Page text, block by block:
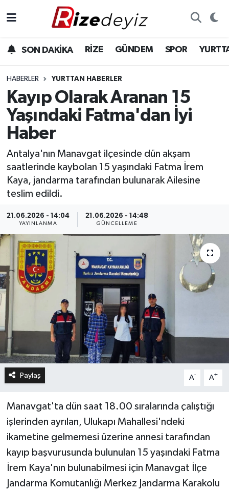
SON DAKİKA RİZE GÜNDEM SPOR
HABERLER YURTTAN HABERLER
Kayıp Olarak Aranan 15
Yaşındaki Fatma'dan İyi
Haber
Antalya'nın Manavgat ilçesinde dün akşam
saatlerinde kaybolan 15 yaşındaki Fatma İrem
Kaya, jandarma tarafından bulunarak Ailesine
teslim edildi.
21.06.2026 - 14:04
YAYINLANMA
21.06.2026 - 14:48
GÜNCELLEME
Paylaş A- A+
Manavgat'ta dün saat 18.00 sıralarında çalıştığı
işlerinden ayrılan, Ulukapı Mahallesi'ndeki
ikametine gelmemesi üzerine annesi tarafından
kayıp başvurusunda bulunulan 15 yaşındaki Fatma
İrem Kaya'nın bulunabilmesi için Manavgat İlçe
Jandarma Komutanlığı Merkez Jandarma Karakolu
Gündem
Yurttan Haberler
Ekonomi
Sağlık
Rize Hava Durumu
Rize Trafik Yoğunluk Haritası
Süper Lig Puan Durumu ve Fikstür
Son Dakika Haberleri
Haber Arşivi